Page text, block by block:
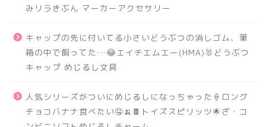
みリラきぶん マーカーアクセサリー
キャップの先に付いてる小さいどうぶつの消しゴム、筆
箱の中で飼ってた…😂エイチエムエー(HMA)🐰どうぶつ
キャップ めじるし文具
人気シリーズがついにめじるしになっちゃった🍦ロング
チョコバナナ食べたい🤤🍌🍫トイズスピリッツ🌟ざ・コ